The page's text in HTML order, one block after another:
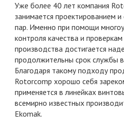
Уже более 40 лет компания
занимается проектированием
пар. Именно при помощи
контроля качества и
производства достигается
продолжительны срок службы
Благодаря такому подходу
Rotorcomp хорошо себя
применяется в линейках
всемирно известных
Ekomak.